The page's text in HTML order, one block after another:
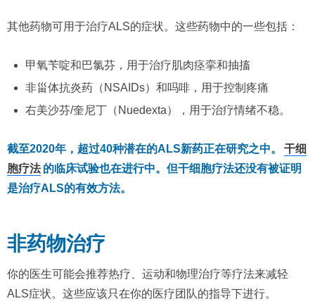
其他药物可用于治疗ALS的症状。这些药物中的一些包括：
甲氧苄啶和巴氯芬，用于治疗肌肉痉挛和抽搐
非甾体抗炎药（NSAIDs）和吗啡，用于控制疼痛
右美沙芬/奎尼丁（Nuedexta），用于治疗情绪不稳。
截至2020年，超过40种潜在的ALS新药正在研究之中。
干细
胞疗法 的临床试验也在进行中。但干细胞疗法还没有被证明
是治疗ALS的有效方法。
非药物治疗
你的医生可能会推荐热疗、运动和物理治疗等疗法来减轻
ALS症状。这些应该只在你的医疗团队的指导下进行。